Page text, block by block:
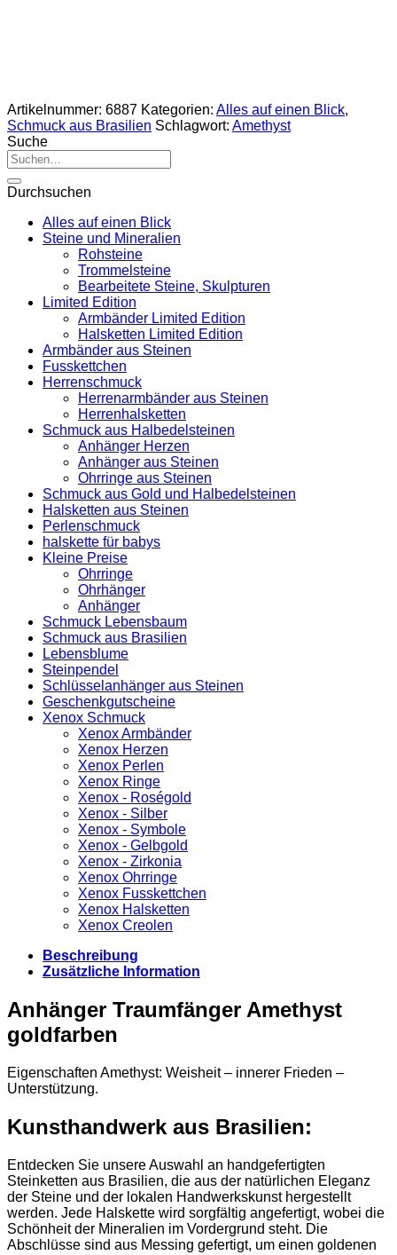
Artikelnummer: 6887 Kategorien: Alles auf einen Blick,
Schmuck aus Brasilien Schlagwort: Amethyst
Suche
Suche
nach:
Durchsuchen
Alles auf einen Blick
Steine und Mineralien
Rohsteine
Trommelsteine
Bearbeitete Steine, Skulpturen
Limited Edition
Armbänder Limited Edition
Halsketten Limited Edition
Armbänder aus Steinen
Fusskettchen
Herrenschmuck
Herrenarmbänder aus Steinen
Herrenhalsketten
Schmuck aus Halbedelsteinen
Anhänger Herzen
Anhänger aus Steinen
Ohrringe aus Steinen
Schmuck aus Gold und Halbedelsteinen
Halsketten aus Steinen
Perlenschmuck
halskette für babys
Kleine Preise
Ohrringe
Ohrhänger
Anhänger
Schmuck Lebensbaum
Schmuck aus Brasilien
Lebensblume
Steinpendel
Schlüsselanhänger aus Steinen
Geschenkgutscheine
Xenox Schmuck
Xenox Armbänder
Xenox Herzen
Xenox Perlen
Xenox Ringe
Xenox - Roségold
Xenox - Silber
Xenox - Symbole
Xenox - Gelbgold
Xenox - Zirkonia
Xenox Ohrringe
Xenox Fusskettchen
Xenox Halsketten
Xenox Creolen
Beschreibung
Zusätzliche Information
Anhänger Traumfänger Amethyst
goldfarben
Eigenschaften Amethyst: Weisheit – innerer Frieden –
Unterstützung.
Kunsthandwerk aus Brasilien:
Entdecken Sie unsere Auswahl an handgefertigten
Steinketten aus Brasilien, die aus der natürlichen Eleganz
der Steine und der lokalen Handwerkskunst hergestellt
werden. Jede Halskette wird sorgfältig angefertigt, wobei die
Schönheit der Mineralien im Vordergrund steht. Die
Abschlüsse sind aus Messing gefertigt, um einen goldenen